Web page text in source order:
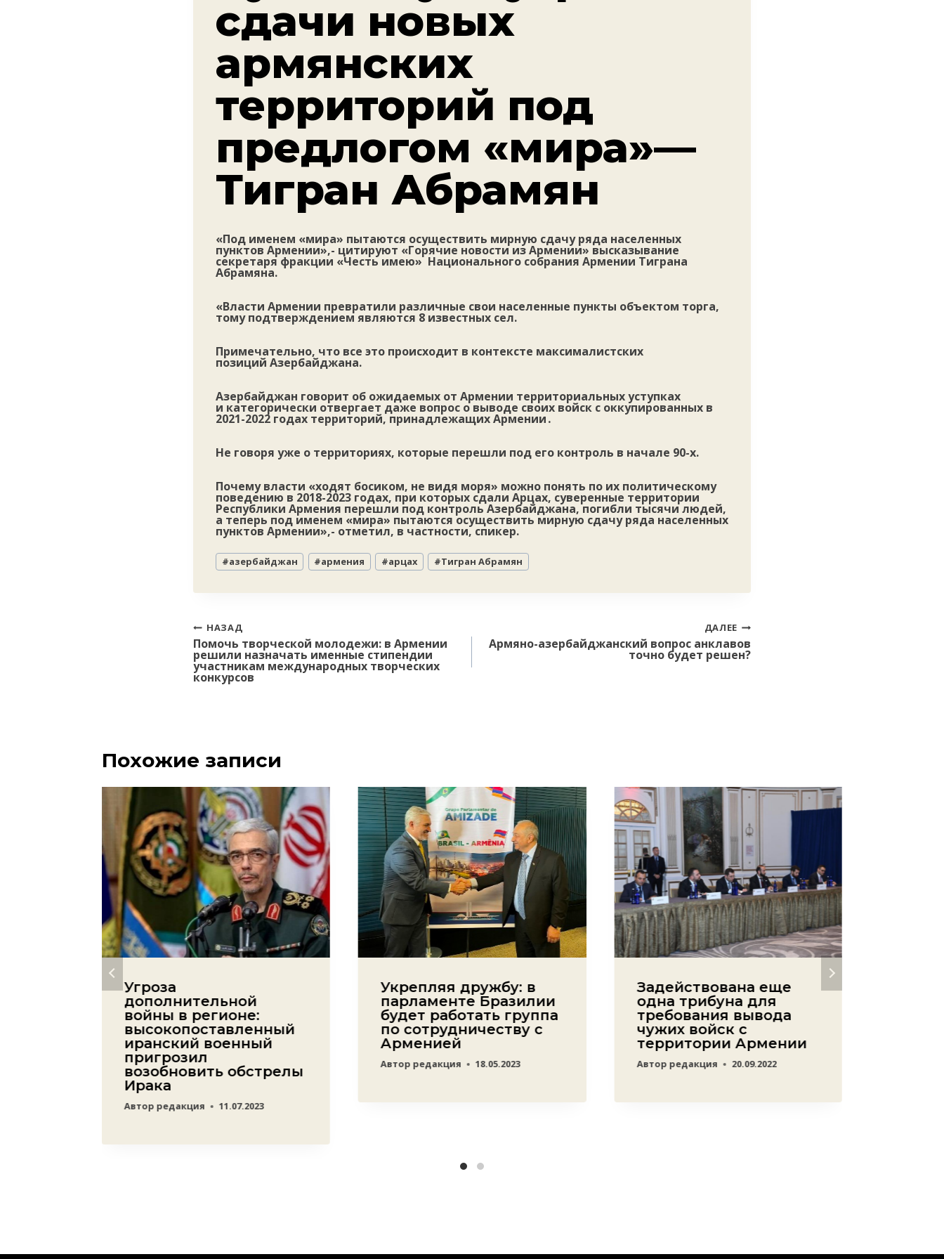
сдачи новых
армянских
территорий под
предлогом «мира»—
Тигран Абрамян
«Под именем «мира» пытаются осуществить мирную сдачу ряда населенных
пунктов Армении»,- цитируют «Горячие новости из Армении» высказывание
секретаря фракции «Честь имею» Национального собрания Армении Тиграна
Абрамяна.
«Власти Армении превратили различные свои населенные пункты объектом торга,
тому подтверждением являются 8 известных сел.
Примечательно, что все это происходит в контексте максималистских
позиций Азербайджана.
Азербайджан говорит об ожидаемых от Армении территориальных уступках
и категорически отвергает даже вопрос о выводе своих войск с оккупированных в
2021-2022 годах территорий, принадлежащих Армении․
Не говоря уже о территориях, которые перешли под его контроль в начале 90-х.
Почему власти «ходят босиком, не видя моря» можно понять по их политическому
поведению в 2018-2023 годах, при которых сдали Арцах, суверенные территории
Республики Армения перешли под контроль Азербайджана, погибли тысячи людей,
а теперь под именем «мира» пытаются осуществить мирную сдачу ряда населенных
пунктов Армении»,- отметил, в частности, спикер.
Метки
записи:
#азербайджан #армения #арцах #Тигран Абрамян
Навигация
по
записям
НАЗАД
Помочь творческой молодежи: в Армении
решили назначать именные стипендии
участникам международных творческих
конкурсов
ДАЛЕЕ
Армяно-азербайджанский вопрос анклавов
точно будет решен?
Похожие записи
Угроза
дополнительной
войны в регионе:
высокопоставленный
иранский военный
пригрозил
возобновить обстрелы
Ирака
Автор редакция 11.07.2023
Укрепляя дружбу: в
парламенте Бразилии
будет работать группа
по сотрудничеству с
Арменией
Автор редакция 18.05.2023
Задействована еще
одна трибуна для
требования вывода
чужих войск с
территории Армении
Автор редакция 20.09.2022